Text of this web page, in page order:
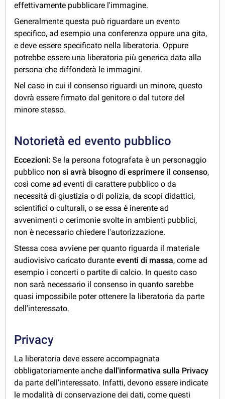
effettivamente pubblicare l'immagine.
Generalmente questa può riguardare un evento
specifico, ad esempio una conferenza oppure una gita,
e deve essere specificato nella liberatoria. Oppure
potrebbe essere una liberatoria più generica data alla
persona che diffonderà le immagini.
Nel caso in cui il consenso riguardi un minore, questo
dovrà essere firmato dal genitore o dal tutore del
minore stesso.
Notorietà ed evento pubblico
Eccezioni:Se la persona fotografata è un personaggio
pubblico non si avrà bisogno di esprimere il consenso,
così come ad eventi di carattere pubblico o da
necessità di giustizia o di polizia, da scopi didattici,
scientifici o culturali, o se essa è inerente ad
avvenimenti o cerimonie svolte in ambienti pubblici,
non è necessario chiedere l'autorizzazione.
Stessa cosa avviene per quanto riguarda il materiale
audiovisivo caricato duranteeventi di massa, come ad
esempio i concerti o partite di calcio. In questo caso
non sarà necessario il consenso in quanto sarebbe
quasi impossibile poter ottenere la liberatoria da parte
dell'interessato.
Privacy
La liberatoria deve essere accompagnata
obbligatoriamente anchedall'informativa sulla Privacy
da parte dell'interessato. Infatti, devono essere indicate
le modalità di conservazione dei dati, come questi